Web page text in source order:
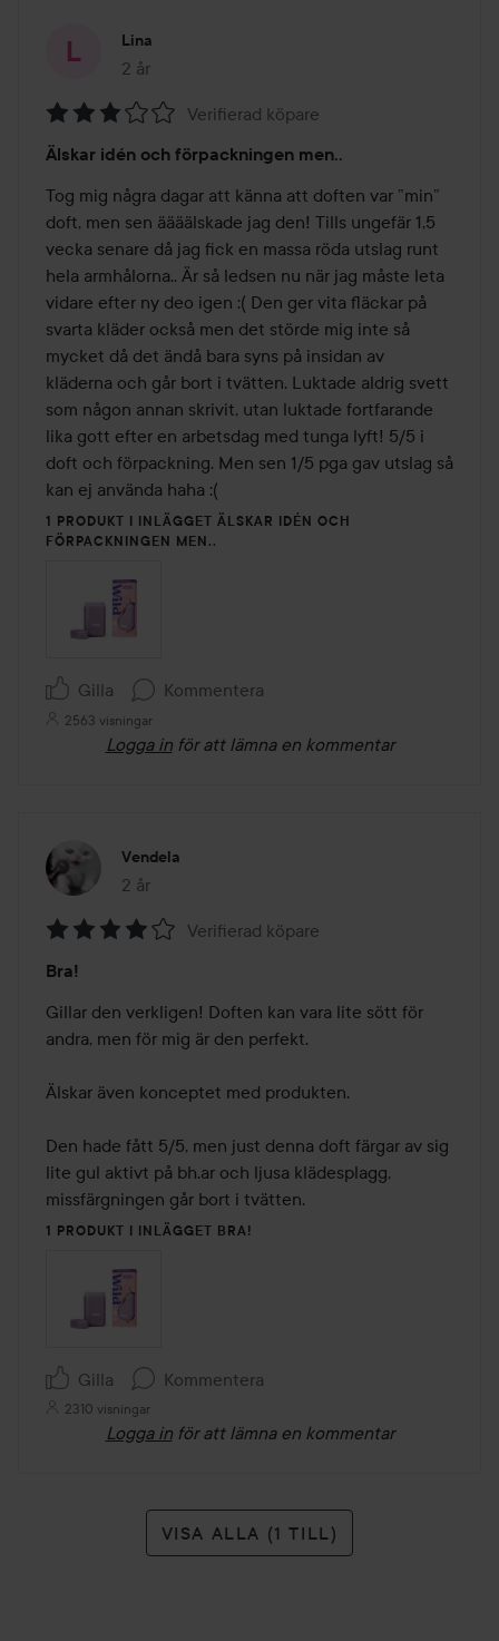
Lina
2 år
Inlägget skapades 2 år
3
av
5
Verifierad köpare
Älskar idén och förpackningen men..
Tog mig några dagar att känna att doften var ”min”
doft, men sen äääälskade jag den! Tills ungefär 1,5
vecka senare då jag fick en massa röda utslag runt
hela armhålorna.. Är så ledsen nu när jag måste leta
vidare efter ny deo igen :( Den ger vita fläckar på
svarta kläder också men det störde mig inte så
mycket då det ändå bara syns på insidan av
kläderna och går bort i tvätten. Luktade aldrig svett
som någon annan skrivit, utan luktade fortfarande
lika gott efter en arbetsdag med tunga lyft! 5/5 i
doft och förpackning. Men sen 1/5 pga gav utslag så
kan ej använda haha :(
1 PRODUKT I INLÄGGET ÄLSKAR IDÉN OCH
FÖRPACKNINGEN MEN..
Gilla Kommentera
2563 visningar
Logga in för att lämna en kommentar
Vendela
2 år
Inlägget skapades 2 år
4
av
5
Verifierad köpare
Bra!
Gillar den verkligen! Doften kan vara lite sött för
andra, men för mig är den perfekt.
Älskar även konceptet med produkten.
Den hade fått 5/5, men just denna doft färgar av sig
lite gul aktivt på bh.ar och ljusa klädesplagg,
missfärgningen går bort i tvätten.
1 PRODUKT I INLÄGGET BRA!
Gilla Kommentera
2310 visningar
Logga in för att lämna en kommentar
VISA ALLA (1 TILL)